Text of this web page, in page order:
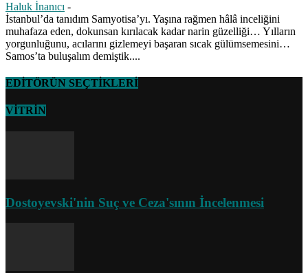
Haluk İnanıcı -
İstanbul’da tanıdım Samyotisa’yı. Yaşına rağmen hâlâ inceliğini
muhafaza eden, dokunsan kırılacak kadar narin güzelliği… Yılların
yorgunluğunu, acılarını gizlemeyi başaran sıcak gülümsemesini…
Samos’ta buluşalım demiştik....
EDİTÖRÜN SEÇTİKLERİ
VİTRİN
Dostoyevski'nin Suç ve Ceza'sının İncelenmesi